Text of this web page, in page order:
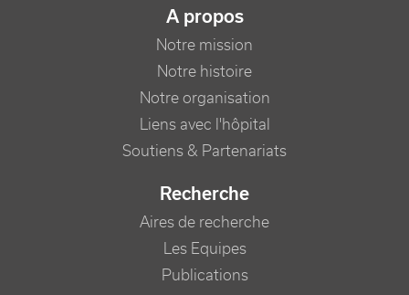
NAVIGATION PRINCIPALE
A propos
Notre mission
Notre histoire
Notre organisation
Liens avec l'hôpital
Soutiens & Partenariats
Recherche
Aires de recherche
Les Equipes
Publications